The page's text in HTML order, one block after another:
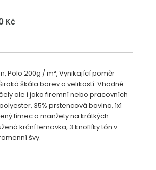
Kč
Polo 200g / m², Vynikající poměr
škála barev a velikostí. Vhodné
ale i jako firemní nebo pracovních
35% prstencová bavlna, 1x1
límec a manžety na krátkých
krční lemovka, 3 knoflíky tón v
švy.